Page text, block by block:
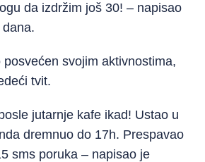
da izdržim još 30! – napisao
svojim aktivnostima,
tvit.
jutarnje kafe ikad! Ustao u
dremnuo do 17h. Prespavao
sms poruka – napisao je